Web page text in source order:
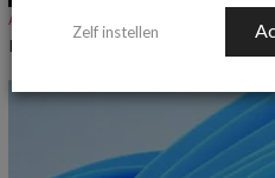
ALGEMEEN IT NIEUWS
KnowBe4 voegt Claude-
Zelf instellen